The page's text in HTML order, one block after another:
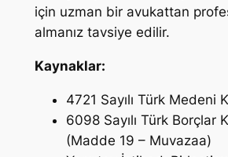
için uzman bir avukattan
almanız tavsiye edilir.
Kaynaklar:
4721 Sayılı Türk Medeni
6098 Sayılı Türk Borçlar
(Madde 19 – Muvazaa)